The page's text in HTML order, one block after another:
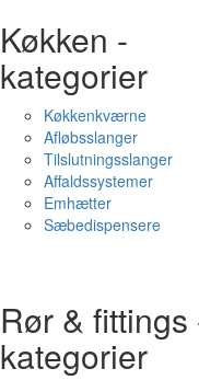
Køkken -
kategorier
Køkkenkværne
Afløbsslanger
Tilslutningsslanger
Affaldssystemer
Emhætter
Sæbedispensere
Rør & fittings
kategorier